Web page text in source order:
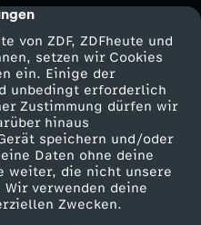
von ZDF, ZDFheute und
setzen wir Cookies
ein. Einige der
unbedingt erforderlich
Zustimmung dürfen wir
hinaus
speichern und/oder
Daten ohne deine
weiter, die nicht unsere
verwenden deine
Zwecken.
Service
ZDFmitreden
Kontakt zum ZDF
Tickets